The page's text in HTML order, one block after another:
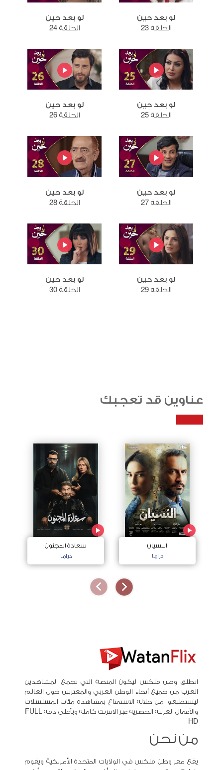
لو بعد حين
الحلقة 23
لو بعد حين
الحلقة 24
لو بعد حين
الحلقة 25
لو بعد حين
الحلقة 26
لو بعد حين
الحلقة 27
لو بعد حين
الحلقة 28
لو بعد حين
الحلقة 29
لو بعد حين
الحلقة 30
عناوين قد تعجبك
النسيان
دراما
سعادة المجنون
دراما
انطلق وطن فلكس ليكون المنصة التي تجمع المشاهدين
العرب من جميع أنحاء الوطن العربي والمغتربين حول العالم
ليستطيعوا من خلاله الاستمتاع بمشاهدة مئات المسلسلات
والأعمال العربية الحصرية عبر الانترنت كاملة وبأعلى دقة FULL
HD
من نحن
يقع مقر وطن فلكس في الولايات المتحدة الأمريكية ويقوم